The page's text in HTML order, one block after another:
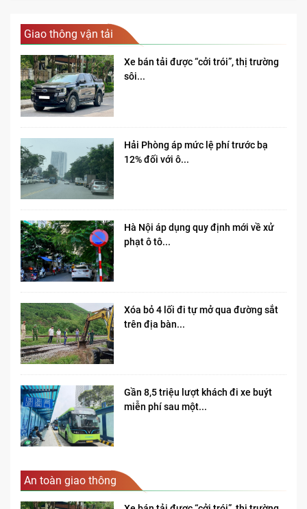
Giao thông vận tải
Xe bán tải được “cởi trói”, thị trường
sôi...
Hải Phòng áp mức lệ phí trước bạ
12% đối với ô...
Hà Nội áp dụng quy định mới về xử
phạt ô tô...
Xóa bỏ 4 lối đi tự mở qua đường sắt
trên địa bàn...
Gần 8,5 triệu lượt khách đi xe buýt
miễn phí sau một...
An toàn giao thông